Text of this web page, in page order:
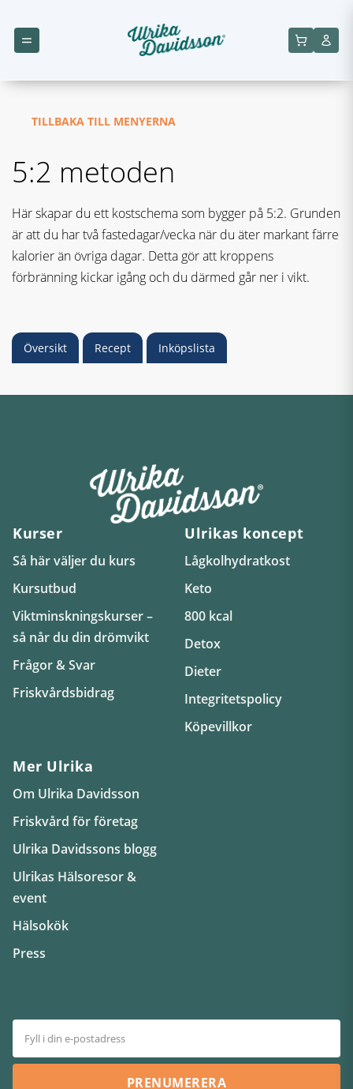
TILLBAKA TILL MENYERNA
5:2 metoden
Här skapar du ett kostschema som bygger på 5:2. Grunden
är att du har två fastedagar/vecka när du äter markant färre
kalorier än övriga dagar. Detta gör att kroppens
förbränning kickar igång och du därmed går ner i vikt.
Översikt Recept Inköpslista
Kurser
Så här väljer du kurs
Kursutbud
Viktminskningskurser –
så når du din drömvikt
Frågor & Svar
Friskvårdsbidrag
Ulrikas koncept
Lågkolhydratkost
Keto
800 kcal
Detox
Dieter
Integritetspolicy
Köpevillkor
Mer Ulrika
Om Ulrika Davidsson
Friskvård för företag
Ulrika Davidssons blogg
Ulrikas Hälsoresor &
event
Hälsokök
Press
PRENUMERERA